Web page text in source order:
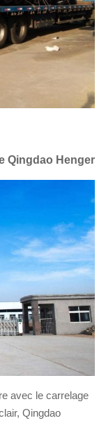
Qingdao Henger
avec le carrelage
Qingdao